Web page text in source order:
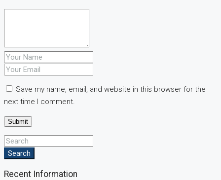
Save my name, email, and website in this browser for the
next time I comment.
Search
Recent Information